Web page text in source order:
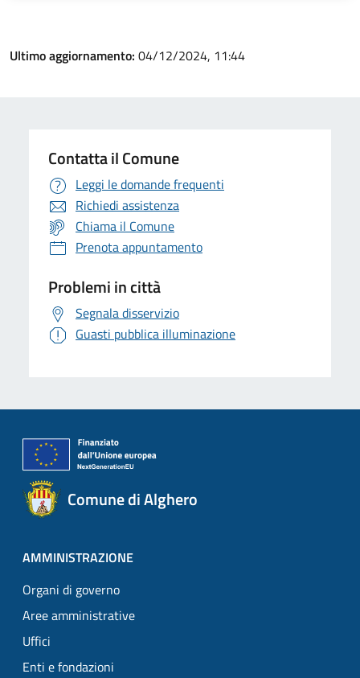
Ultimo aggiornamento: 04/12/2024, 11:44
Contatta il Comune
Leggi le domande frequenti
Richiedi assistenza
Chiama il Comune
Prenota appuntamento
Problemi in città
Segnala disservizio
Guasti pubblica illuminazione
Comune di Alghero
AMMINISTRAZIONE
Organi di governo
Aree amministrative
Uffici
Enti e fondazioni